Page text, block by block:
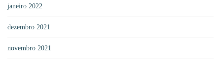
janeiro 2022
dezembro 2021
novembro 2021